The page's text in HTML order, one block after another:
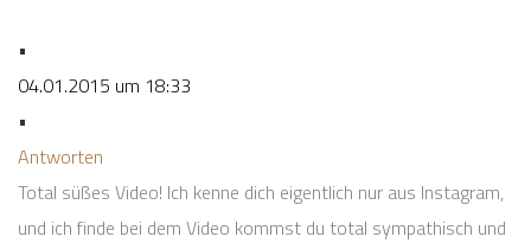
•
04.01.2015 um 18:33
•
Antworten
Total süßes Video! Ich kenne dich eigentlich nur aus Instagram,
und ich finde bei dem Video kommst du total sympathisch und